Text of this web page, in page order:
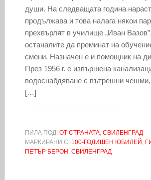
души. На следващата година
продължава и това налага някои
прехвърлят в училище „Иван
останалите да преминат на
смени. Назначен е и помощник на
През 1956 г. е извършена
водоснабдяване с вътрешни чешми,
[…]
ПИЛА ПОД: ОТ СТРАНАТА, СВИЛЕНГРАД
МАРКИРАНИ С: 100-ГОДИШЕН ЮБИЛЕЙ ,
ПЕТЪР БЕРОН , СВИЛЕНГРАД